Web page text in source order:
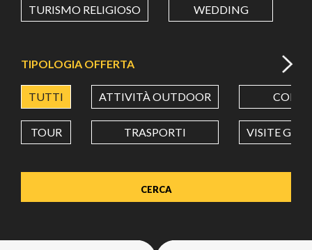
Value in decimal degrees. Use dot (.) as decimal separator.
TURISMO RELIGIOSO WEDDING
TIPOLOGIA OFFERTA
TUTTI ATTIVITÀ OUTDOOR CORSI
TOUR TRASPORTI VISITE